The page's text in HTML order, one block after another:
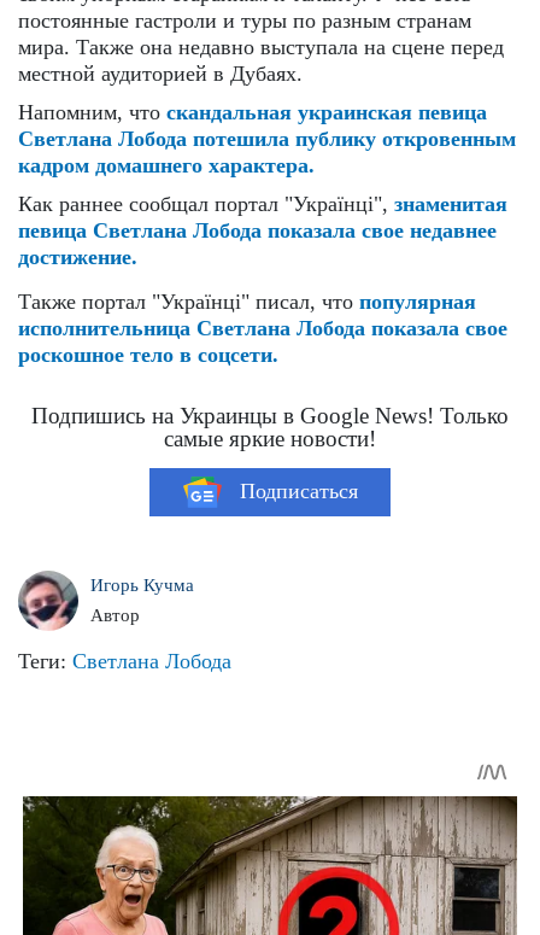
постоянные гастроли и туры по разным странам
мира. Также она недавно выступала на сцене перед
местной аудиторией в Дубаях.
Напомним, что скандальная украинская певица
Светлана Лобода потешила публику откровенным
кадром домашнего характера.
Как раннее сообщал портал "Українці", знаменитая
певица Светлана Лобода показала свое недавнее
достижение.
Также портал "Українці" писал, что популярная
исполнительница Светлана Лобода показала свое
роскошное тело в соцсети.
Подпишись на Украинцы в Google News! Только
самые яркие новости!
Подписаться
Игорь Кучма
Автор
Теги: Светлана Лобода